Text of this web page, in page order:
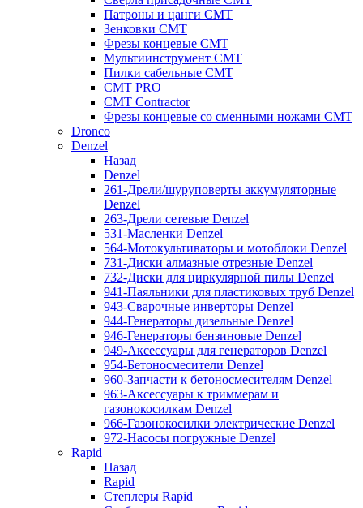
Патроны и цанги CMT
Зенковки СМТ
Фрезы концевые CMT
Мультиинструмент СМТ
Пилки сабельные СМТ
CMT PRO
CMT Contractor
Фрезы концевые со сменными ножами CMT
Dronco
Denzel
Назад
Denzel
261-Дрели/шуруповерты аккумуляторные
Denzel
263-Дрели сетевые Denzel
531-Масленки Denzel
564-Мотокультиваторы и мотоблоки Denzel
731-Диски алмазные отрезные Denzel
732-Диски для циркулярной пилы Denzel
941-Паяльники для пластиковых труб Denzel
943-Сварочные инверторы Denzel
944-Генераторы дизельные Denzel
946-Генераторы бензиновые Denzel
949-Аксессуары для генераторов Denzel
954-Бетоносмесители Denzel
960-Запчасти к бетоносмесителям Denzel
963-Аксессуары к триммерам и
газонокосилкам Denzel
966-Газонокосилки электрические Denzel
972-Насосы погружные Denzel
Rapid
Назад
Rapid
Степлеры Rapid